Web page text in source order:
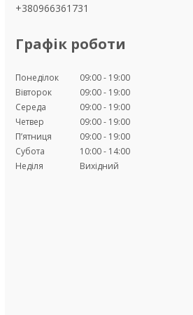
+380966361731
Графік роботи
Понеділок 09:00
19:00
Вівторок
09:00
19:00
Середа
09:00
19:00
Четвер
09:00
19:00
Пʼятниця
09:00
19:00
Субота
10:00
14:00
Неділя
Вихідний